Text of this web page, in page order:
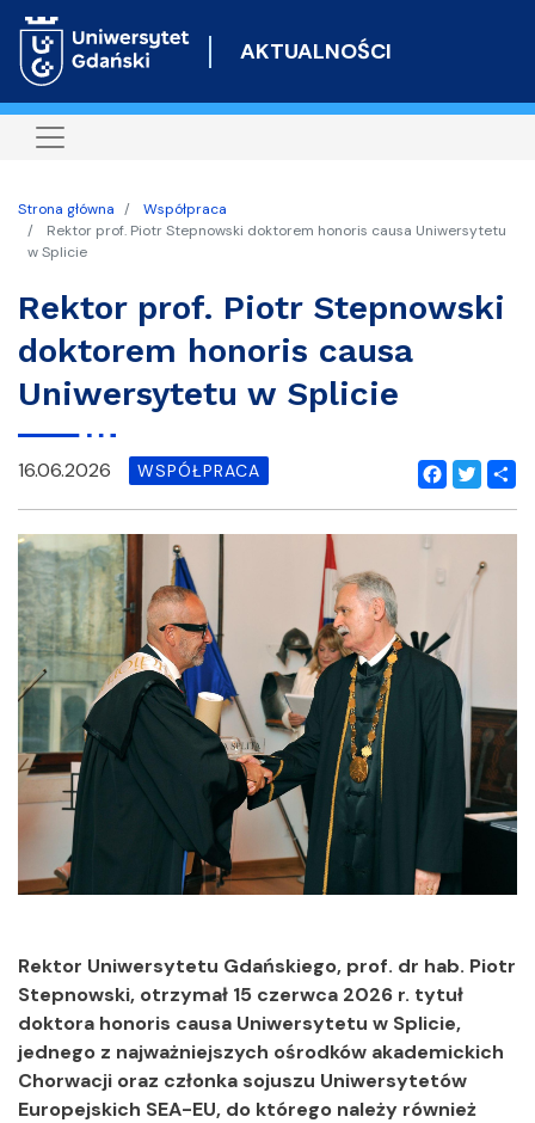
do
AKTUALNOŚCI
Strona główna
Współpraca
Rektor prof. Piotr Stepnowski doktorem honoris causa Uniwersytetu
w Splicie
Rektor prof. Piotr Stepnowski
doktorem honoris causa
Uniwersytetu w Splicie
Facebook
Twitter
16.06.2026 WSPÓŁPRACA
Rektor Uniwersytetu Gdańskiego, prof. dr hab. Piotr
Stepnowski, otrzymał 15 czerwca 2026 r. tytuł
doktora honoris causa Uniwersytetu w Splicie,
jednego z najważniejszych ośrodków akademickich
Chorwacji oraz członka sojuszu Uniwersytetów
Europejskich SEA-EU, do którego należy również